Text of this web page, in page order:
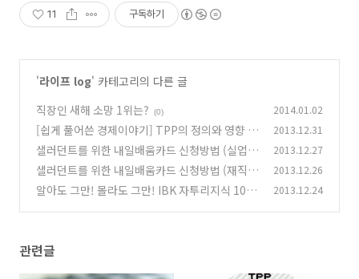
11 구독하기
'라이프 log' 카테고리의 다른 글
직장인 새해 소망 1위는?
(0) 2014.01.02
[쉽게 풀어쓴 경제이야기] TPP의 정의와 영향 바
로알기!
(0)
2013.12.31
샐러던트를 위한 내일배움카드 신청방법 (실업자
편)
(0)
2013.12.27
샐러던트를 위한 내일배움카드 신청방법 (재직자
편) (0)
2013.12.26
알아도 그만! 몰라도 그만! IBK 자투리지식 10가
2013.12.24
관련글